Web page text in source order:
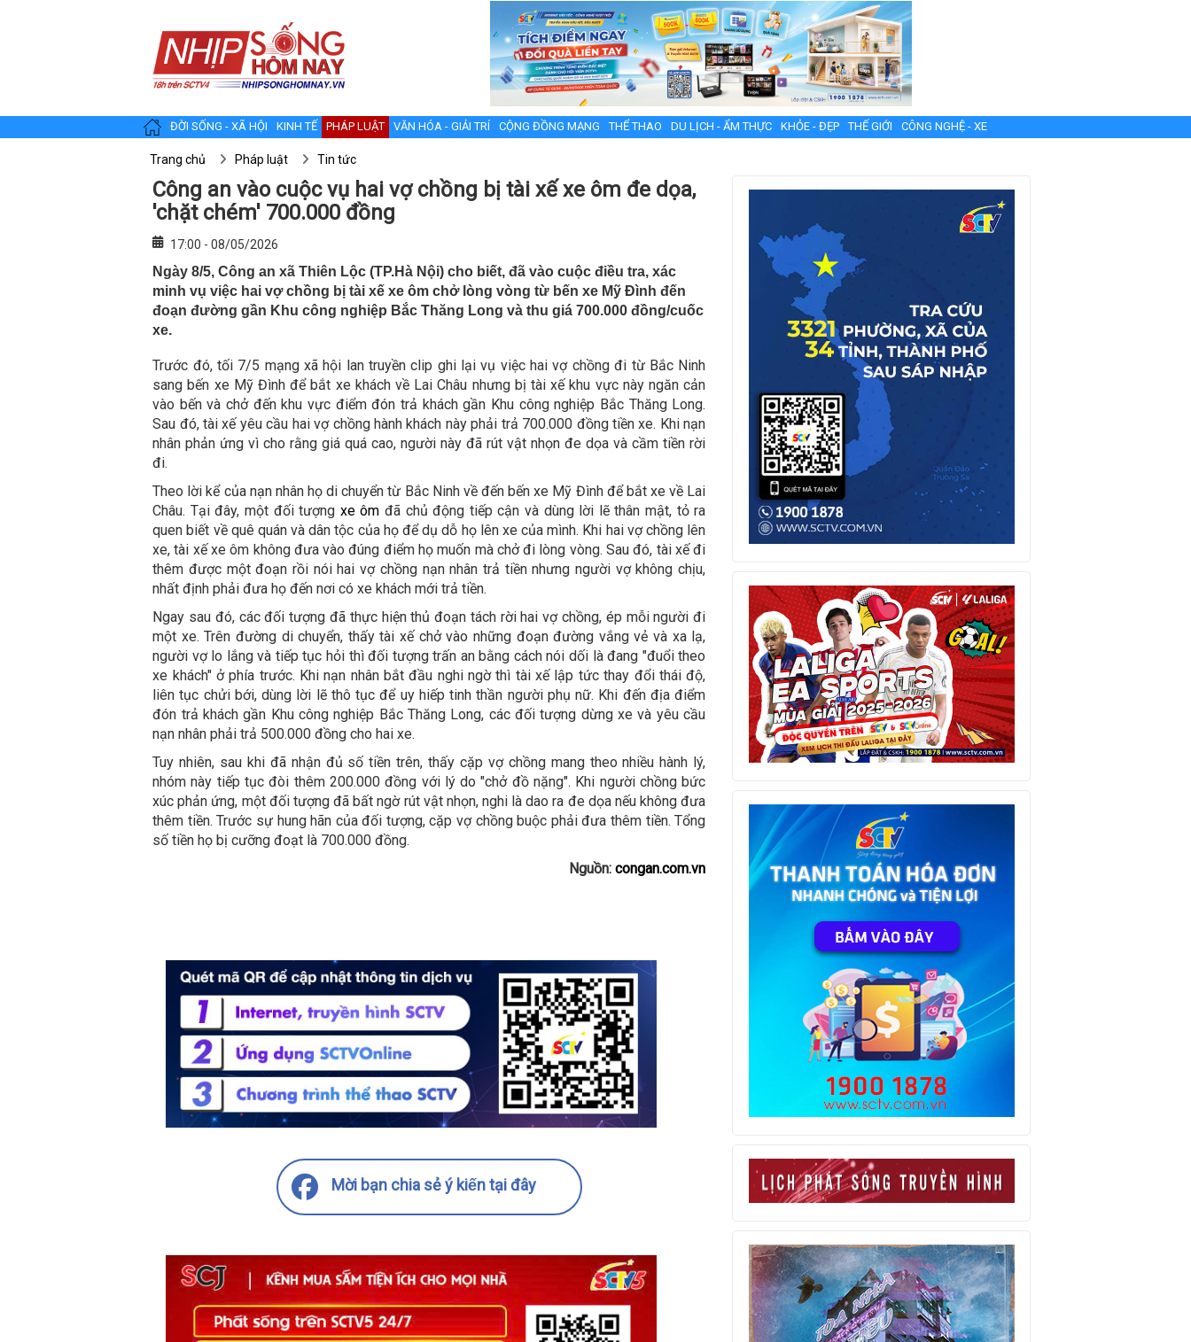
ĐỜI SỐNG - XÃ HỘI KINH TẾ PHÁP LUẬT VĂN HÓA - GIẢI TRÍ CỘNG ĐỒNG MẠNG THỂ THAO DU LỊCH - ẨM THỰC KHỎE - ĐẸP THẾ GIỚI CÔNG NGHỆ - XE
Trang chủ Pháp luật Tin tức
Công an vào cuộc vụ hai vợ chồng bị tài xế xe ôm đe dọa,
'chặt chém' 700.000 đồng
17:00 - 08/05/2026
Ngày 8/5, Công an xã Thiên Lộc (TP.Hà Nội) cho biết, đã vào cuộc điều tra, xác
minh vụ việc hai vợ chồng bị tài xế xe ôm chở lòng vòng từ bến xe Mỹ Đình đến
đoạn đường gần Khu công nghiệp Bắc Thăng Long và thu giá 700.000 đồng/cuốc
xe.
Trước đó, tối 7/5 mạng xã hội lan truyền clip ghi lại vụ việc hai vợ chồng đi từ Bắc Ninh
sang bến xe Mỹ Đình để bắt xe khách về Lai Châu nhưng bị tài xế khu vực này ngăn cản
vào bến và chở đến khu vực điểm đón trả khách gần Khu công nghiệp Bắc Thăng Long.
Sau đó, tài xế yêu cầu hai vợ chồng hành khách này phải trả 700.000 đồng tiền xe. Khi nạn
nhân phản ứng vì cho rằng giá quá cao, người này đã rút vật nhọn đe dọa và cầm tiền rời
đi.
Theo lời kể của nạn nhân họ di chuyển từ Bắc Ninh về đến bến xe Mỹ Đình để bắt xe về Lai
Châu. Tại đây, một đối tượng xe ôm đã chủ động tiếp cận và dùng lời lẽ thân mật, tỏ ra
quen biết về quê quán và dân tộc của họ để dụ dỗ họ lên xe của mình. Khi hai vợ chồng lên
xe, tài xế xe ôm không đưa vào đúng điểm họ muốn mà chở đi lòng vòng. Sau đó, tài xế đi
thêm được một đoạn rồi nói hai vợ chồng nạn nhân trả tiền nhưng người vợ không chịu,
nhất định phải đưa họ đến nơi có xe khách mới trả tiền.
Ngay sau đó, các đối tượng đã thực hiện thủ đoạn tách rời hai vợ chồng, ép mỗi người đi
một xe. Trên đường di chuyển, thấy tài xế chở vào những đoạn đường vắng vẻ và xa lạ,
người vợ lo lắng và tiếp tục hỏi thì đối tượng trấn an bằng cách nói dối là đang "đuổi theo
xe khách" ở phía trước. Khi nạn nhân bắt đầu nghi ngờ thì tài xế lập tức thay đổi thái độ,
liên tục chửi bới, dùng lời lẽ thô tục để uy hiếp tinh thần người phụ nữ. Khi đến địa điểm
đón trả khách gần Khu công nghiệp Bắc Thăng Long, các đối tượng dừng xe và yêu cầu
nạn nhân phải trả 500.000 đồng cho hai xe.
Tuy nhiên, sau khi đã nhận đủ số tiền trên, thấy cặp vợ chồng mang theo nhiều hành lý,
nhóm này tiếp tục đòi thêm 200.000 đồng với lý do "chở đồ nặng". Khi người chồng bức
xúc phản ứng, một đối tượng đã bất ngờ rút vật nhọn, nghi là dao ra đe dọa nếu không đưa
thêm tiền. Trước sự hung hãn của đối tượng, cặp vợ chồng buộc phải đưa thêm tiền. Tổng
số tiền họ bị cưỡng đoạt là 700.000 đồng.
Nguồn: congan.com.vn
Mời bạn chia sẻ ý kiến tại đây